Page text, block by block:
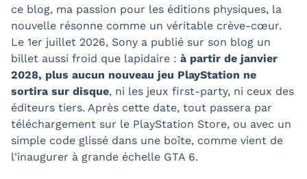
ce blog, ma passion pour les éditions physiques, la
nouvelle résonne comme un véritable crève-cœur.
Le 1er juillet 2026, Sony a publié sur son blog un
billet aussi froid que lapidaire : à partir de janvier
2028, plus aucun nouveau jeu PlayStation ne
sortira sur disque, ni les jeux first-party, ni ceux des
éditeurs tiers. Après cette date, tout passera par
téléchargement sur le PlayStation Store, ou avec un
simple code glissé dans une boîte, comme vient de
l'inaugurer à grande échelle GTA 6.